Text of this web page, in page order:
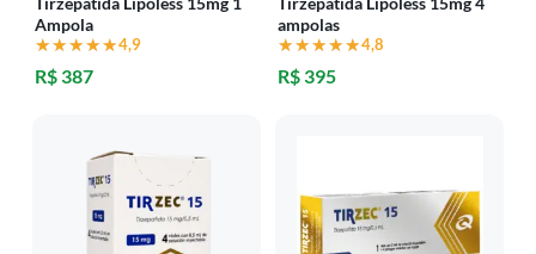
Ampola
★★★★★
★★★★★4,9
R$ 387
ampolas
★★★★★
★★★★★4,8
R$ 395